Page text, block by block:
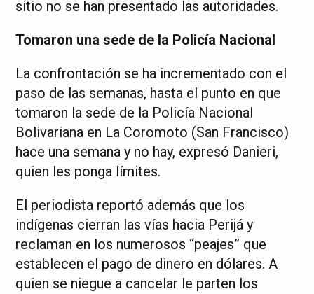
sitio no se han presentado las autoridades.
Tomaron una sede de la Policía Nacional
La confrontación se ha incrementado con el
paso de las semanas, hasta el punto en que
tomaron la sede de la Policía Nacional
Bolivariana en La Coromoto (San Francisco)
hace una semana y no hay, expresó Danieri,
quien les ponga límites.
El periodista reportó además que los
indígenas cierran las vías hacia Perijá y
reclaman en los numerosos “peajes” que
establecen el pago de dinero en dólares. A
quien se niegue a cancelar le parten los